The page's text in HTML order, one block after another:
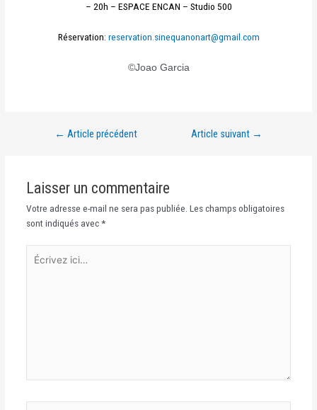
– 20h – ESPACE ENCAN – Studio 500
Réservation: reservation.sinequanonart@gmail.com
©Joao Garcia
← Article précédent Article suivant →
Laisser un commentaire
Votre adresse e-mail ne sera pas publiée. Les champs obligatoires
sont indiqués avec*